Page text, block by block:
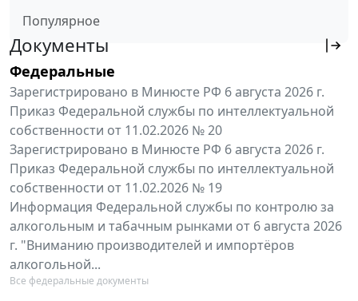
Популярное
Документы
Федеральные
Зарегистрировано в Минюсте РФ 6 августа 2026 г.
Приказ Федеральной службы по интеллектуальной
собственности от 11.02.2026 № 20
Зарегистрировано в Минюсте РФ 6 августа 2026 г.
Приказ Федеральной службы по интеллектуальной
собственности от 11.02.2026 № 19
Информация Федеральной службы по контролю за
алкогольным и табачным рынками от 6 августа 2026
г. "Вниманию производителей и импортёров
алкогольной...
Все федеральные документы